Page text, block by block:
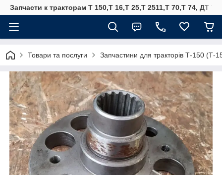
Запчасти к тракторам Т 150,Т 16,Т 25,Т 2511,Т 70,Т 74, ДТ
Товари та послуги Запчастини для тракторів Т-150